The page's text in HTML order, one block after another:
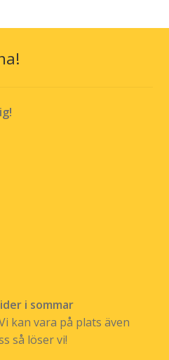
i sommar
kan vara på plats även
så löser vi!